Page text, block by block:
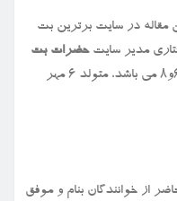
مقاله در سایت برترین بت
مدیر سایتحضرات بت
بپردازیم. وی کـه خواننده سبک پاپ و ۶و۸ می باشد، متولد ۶ مهر
از خوانندگان بنام و موفق